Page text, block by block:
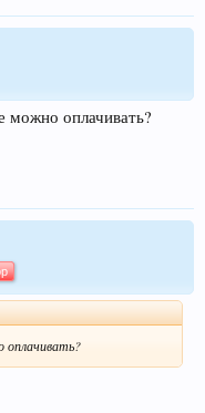
оплачивать?